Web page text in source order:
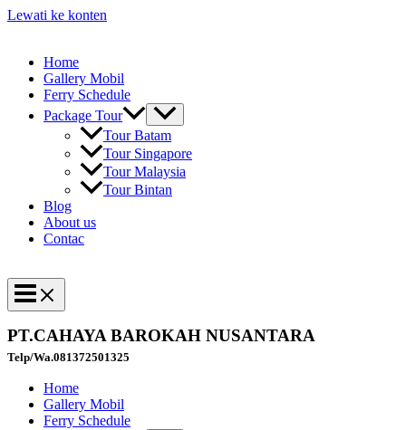
Lewati ke konten
Home
Gallery Mobil
Ferry Schedule
Package Tour
Tour Batam
Tour Singapore
Tour Malaysia
Tour Bintan
Blog
About us
Contac
PT.CAHAYA BAROKAH NUSANTARA
Telp/Wa.081372501325
Home
Gallery Mobil
Ferry Schedule